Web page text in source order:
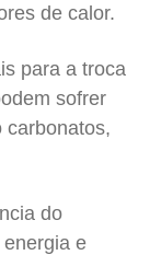
de calor.
para a troca
sofrer
carbonatos,
do
e